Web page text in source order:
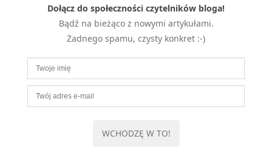
PHP
WordPress
MOBILE
Android
KONTROLA WERSJI
SQL
Dołącz do społeczności czytelników bloga!
Bądź na bieżąco z nowymi artykułami.
Żadnego spamu, czysty konkret :-)